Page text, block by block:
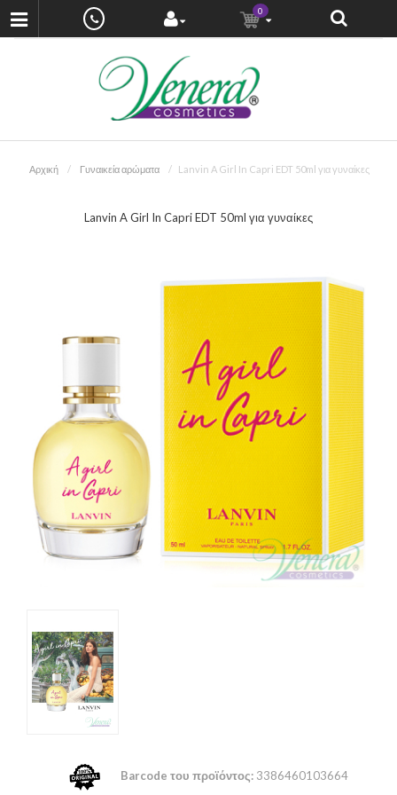
0
Αρχική Γυναικεία αρώματα Lanvin A Girl In Capri EDT 50ml για γυναίκες
Lanvin A Girl In Capri EDT 50ml για γυναίκες
Barcode του προϊόντος:3386460103664